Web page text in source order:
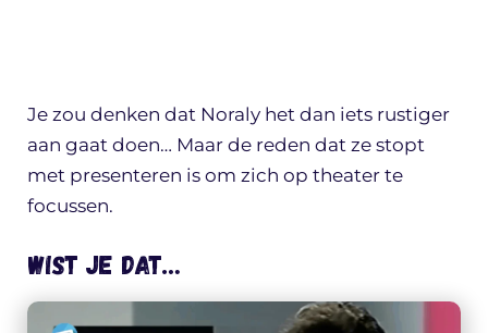
Je zou denken dat Noraly het dan iets rustiger
aan gaat doen… Maar de reden dat ze stopt
met presenteren is om zich op theater te
focussen.
Wist je dat…